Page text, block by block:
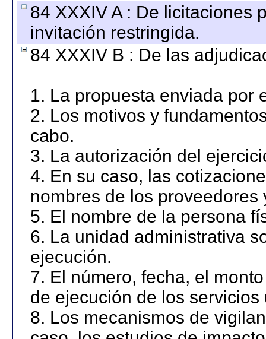
84 XXXIV A : De licitaciones
invitación restringida.
84 XXXIV B : De las
1. La propuesta enviada por
2. Los motivos y
cabo.
3. La autorización del
4. En su caso, las
nombres de los proveedores
5. El nombre de la persona
6. La unidad administrativa
ejecución.
7. El número, fecha, el
de ejecución de los servicios
8. Los mecanismos de